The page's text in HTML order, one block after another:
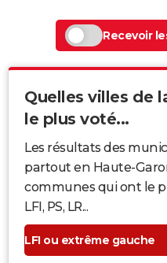
Recevoir
Quelles villes de
le plus voté...
Les résultats des
partout en Haute-
communes qui ont le
LFI, PS, LR...
LFI ou extrême gauche